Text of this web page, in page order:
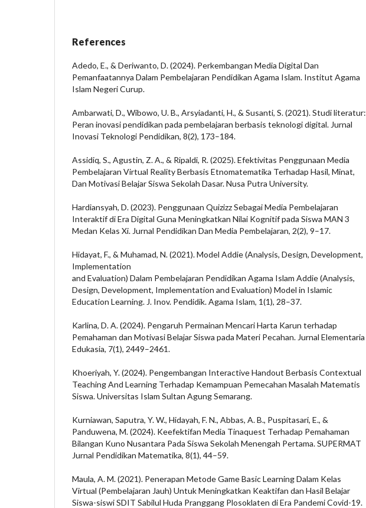
References
Adedo, E., & Deriwanto, D. (2024). Perkembangan Media Digital Dan
Pemanfaatannya Dalam Pembelajaran Pendidikan Agama Islam. Institut Agama
Islam Negeri Curup.
Ambarwati, D., Wibowo, U. B., Arsyiadanti, H., & Susanti, S. (2021). Studi literatur:
Peran inovasi pendidikan pada pembelajaran berbasis teknologi digital. Jurnal
Inovasi Teknologi Pendidikan, 8(2), 173–184.
Assidiq, S., Agustin, Z. A., & Ripaldi, R. (2025). Efektivitas Penggunaan Media
Pembelajaran Virtual Reality Berbasis Etnomatematika Terhadap Hasil, Minat,
Dan Motivasi Belajar Siswa Sekolah Dasar. Nusa Putra University.
Hardiansyah, D. (2023). Penggunaan Quizizz Sebagai Media Pembelajaran
Interaktif di Era Digital Guna Meningkatkan Nilai Kognitif pada Siswa MAN 3
Medan Kelas Xi. Jurnal Pendidikan Dan Media Pembelajaran, 2(2), 9–17.
Hidayat, F., & Muhamad, N. (2021). Model Addie (Analysis, Design, Development,
Implementation
and Evaluation) Dalam Pembelajaran Pendidikan Agama Islam Addie (Analysis,
Design, Development, Implementation and Evaluation) Model in Islamic
Education Learning. J. Inov. Pendidik. Agama Islam, 1(1), 28–37.
Karlina, D. A. (2024). Pengaruh Permainan Mencari Harta Karun terhadap
Pemahaman dan Motivasi Belajar Siswa pada Materi Pecahan. Jurnal Elementaria
Edukasia, 7(1), 2449–2461.
Khoeriyah, Y. (2024). Pengembangan Interactive Handout Berbasis Contextual
Teaching And Learning Terhadap Kemampuan Pemecahan Masalah Matematis
Siswa. Universitas Islam Sultan Agung Semarang.
Kurniawan, Saputra, Y. W., Hidayah, F. N., Abbas, A. B., Puspitasari, E., &
Panduwena, M. (2024). Keefektifan Media Tinaquest Terhadap Pemahaman
Bilangan Kuno Nusantara Pada Siswa Sekolah Menengah Pertama. SUPERMAT
Jurnal Pendidikan Matematika, 8(1), 44–59.
Maula, A. M. (2021). Penerapan Metode Game Basic Learning Dalam Kelas
Virtual (Pembelajaran Jauh) Untuk Meningkatkan Keaktifan dan Hasil Belajar
Siswa-siswi SDIT Sabilul Huda Pranggang Plosoklaten di Era Pandemi Covid-19.